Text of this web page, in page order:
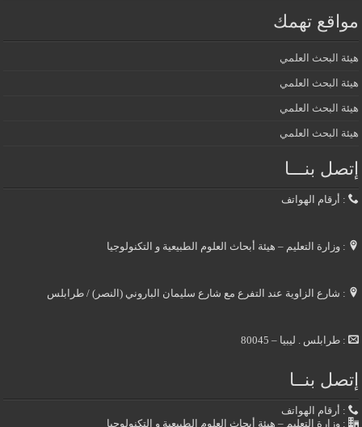
مواقع تهمك
هيئة البحث العلمي
هيئة البحث العلمي
هيئة البحث العلمي
هيئة البحث العلمي
إتصل بنـــا
: أرقام الهواتف
: وزارة التعليم – هيئة أبحاث العلوم الطبيعية و التكنولوجيا
: شارع الزاوية عند التفرع مع شارع سليمان الباروني (النصر) / طرابلس
: طرابلس . ليبيا – 80045
إتصل بنــا
: أرقام الهواتف
: وزارة التعليم – هيئة أبحاث العلوم الطبيعية و التكنولوجيا